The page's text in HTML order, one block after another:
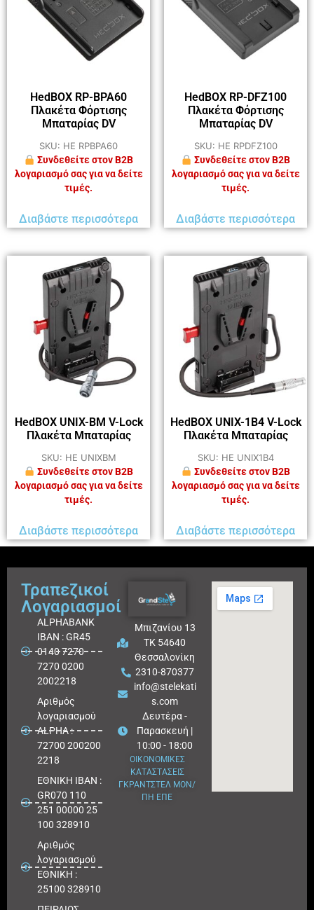
HedBOX RP-BPA60
Πλακέτα Φόρτισης
Μπαταρίας DV
SKU: HE RPBPA60
Συνδεθείτε στον B2B
λογαριασμό σας για να δείτε
τιμές.
Διαβάστε περισσότερα
HedBOX RP-DFZ100
Πλακέτα Φόρτισης
Μπαταρίας DV
SKU: HE RPDFZ100
Συνδεθείτε στον B2B
λογαριασμό σας για να δείτε
τιμές.
Διαβάστε περισσότερα
HedBOX UNIX-BM V-Lock
Πλακέτα Μπαταρίας
SKU: HE UNIXBM
Συνδεθείτε στον B2B
λογαριασμό σας για να δείτε
τιμές.
Διαβάστε περισσότερα
HedBOX UNIX-1B4 V-Lock
Πλακέτα Μπαταρίας
SKU: HE UNIX1B4
Συνδεθείτε στον B2B
λογαριασμό σας για να δείτε
τιμές.
Διαβάστε περισσότερα
Τραπεζικοί
Λογαριασμοί
ALPHABANK
IBAN : GR45
0140 7270
7270 0200
2002218
Aριθμός
λογαριασμού
ALPHA :
72700 200200
2218
ΕΘΝΙΚΗ ΙΒΑΝ :
GR070 110
251 00000 25
100 328910
Αριθμός
λογαριασμού
ΕΘΝΙΚΗ :
25100 328910
Μπιζανίου 13
ΤΚ 54640
Θεσσαλονίκη
2310-870377
info@stelekati
s.com
Δευτέρα -
Παρασκευή |
10:00 - 18:00
ΟΙΚΟΝΟΜΙΚΕΣ
ΚΑΤΑΣΤΑΣΕΙΣ
ΓΚΡΑΝΤΣΤΕΛ ΜΟΝ/
ΠΗ ΕΠΕ